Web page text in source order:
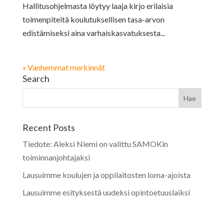
Hallitusohjelmasta löytyy laaja kirjo erilaisia
toimenpiteitä koulutuksellisen tasa-arvon
edistämiseksi aina varhaiskasvatuksesta...
« Vanhemmat merkinnät
Search
Recent Posts
Tiedote: Aleksi Niemi on valittu SAMOKin
toiminnanjohtajaksi
Lausuimme koulujen ja oppilaitosten loma-ajoista
Lausuimme esityksestä uudeksi opintoetuuslaiksi